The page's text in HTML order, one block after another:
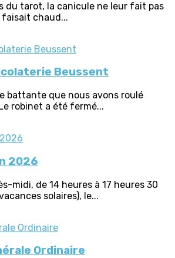
du tarot, la canicule ne leur fait pas
chaud...
Beussent
battante que nous avons roulé
robinet a été fermé...
2026
midi, de 14 heures à 17 heures 30
solaires), le...
Ordinaire